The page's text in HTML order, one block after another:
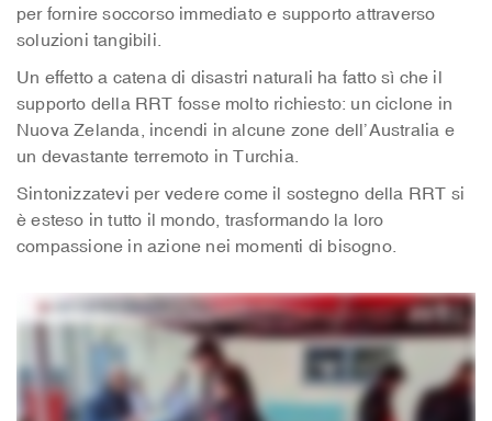
per fornire soccorso immediato e supporto attraverso
soluzioni tangibili.
Un effetto a catena di disastri naturali ha fatto sì che il
supporto della RRT fosse molto richiesto: un ciclone in
Nuova Zelanda, incendi in alcune zone dell’Australia e
un devastante terremoto in Turchia.
Sintonizzatevi per vedere come il sostegno della RRT si
è esteso in tutto il mondo, trasformando la loro
compassione in azione nei momenti di bisogno.